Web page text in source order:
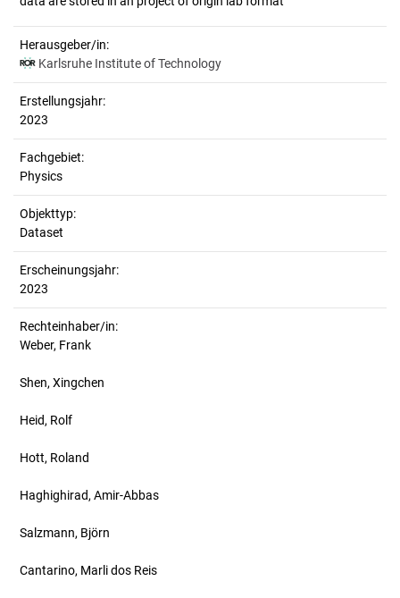
Herausgeber/in:
Karlsruhe Institute of Technology
Erstellungsjahr:
2023
Fachgebiet:
Physics
Objekttyp:
Dataset
Erscheinungsjahr:
2023
Rechteinhaber/in:
Weber, Frank
Shen, Xingchen
Heid, Rolf
Hott, Roland
Haghighirad, Amir-Abbas
Salzmann, Björn
Cantarino, Marli dos Reis